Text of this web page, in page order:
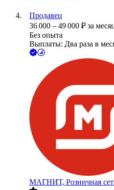
Продавец
36 000 – 49 000 ₽ за
Без опыта
Выплаты: Два раза в
МАГНИТ, Розничная